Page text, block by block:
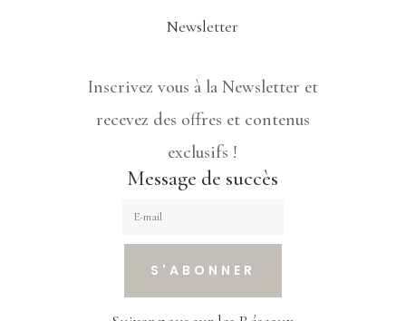
Newsletter
Inscrivez vous à la Newsletter et
recevez des offres et contenus
exclusifs !
Message de succès
S'ABONNER